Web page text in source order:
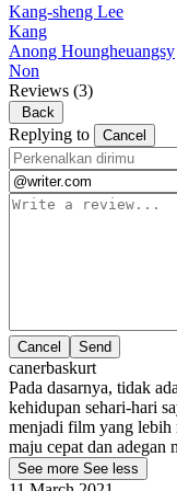
Kang-sheng Lee
Kang
Anong Houngheuangsy
Non
Reviews (3)
Back
Replying to Cancel
Cancel
canerbaskurt
Pada dasarnya, tidak
kehidupan sehari-hari
menjadi film yang lebih
maju cepat dan adegan
See more See less